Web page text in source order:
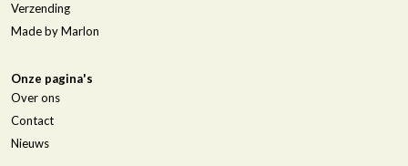
Verzending
Made by Marlon
Onze pagina's
Over ons
Contact
Nieuws